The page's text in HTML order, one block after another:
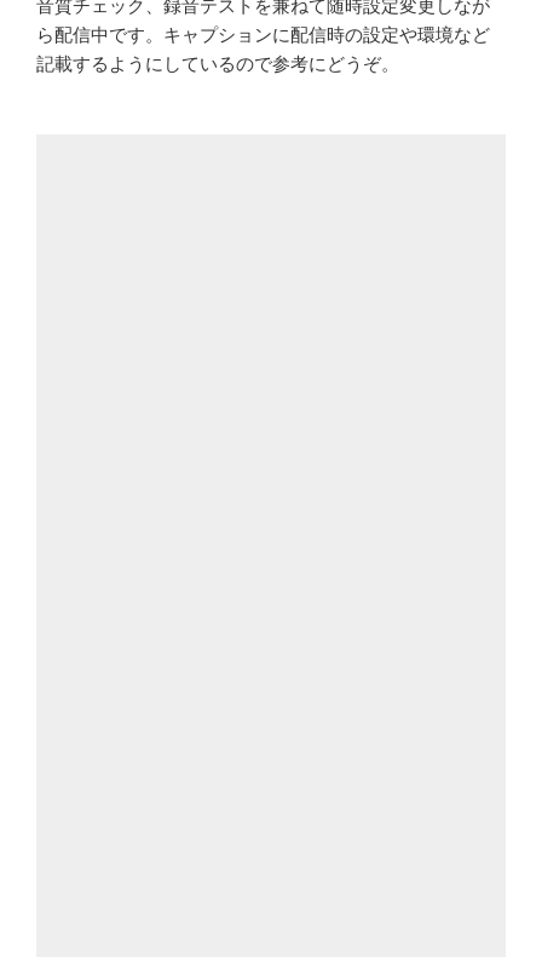
ら配信中です。キャプションに配信時の設定や環境など
記載するようにしているので参考にどうぞ。